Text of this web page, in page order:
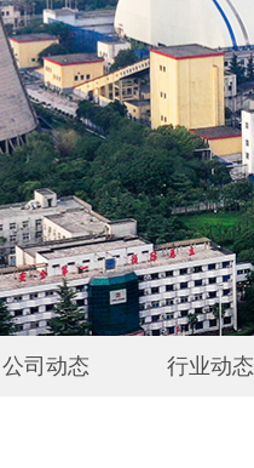
公司动态 行业动态